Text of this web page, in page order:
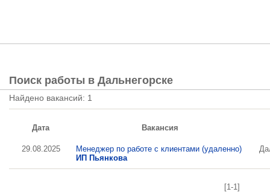
Поиск работы в Дальнегорске
Найдено вакансий: 1
Дата Вакансия
29.08.2025
Менеджер по работе с клиентами (удаленно)
ИП Пьянкова
[1-1]